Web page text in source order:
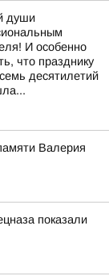
души
И особенно
что празднику
десятилетий
Валерия
показали